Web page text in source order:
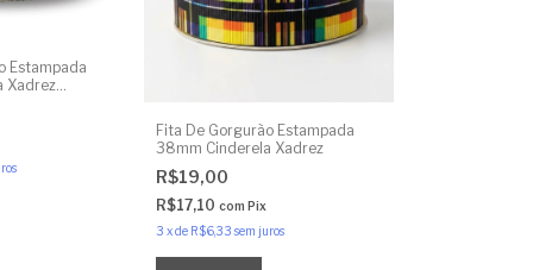
Estampada
Xadrez
Fita De Gorgurão Estampada
38mm Cinderela Xadrez
R$19,00
R$17,10 com Pix
3 xde R$6,33 sem juros